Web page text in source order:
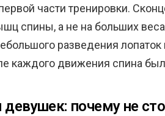
части тренировки.
спины, а не на больших
разведения лопаток
каждого движения спина
почему не